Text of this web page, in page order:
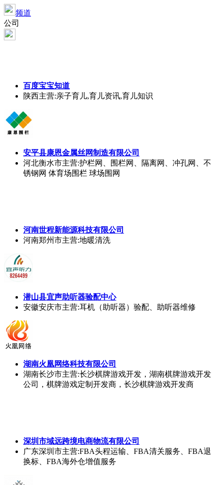
频道
公司
百度宝宝知道
陕西主营:亲子育儿,育儿资讯,育儿知识
安平县康恩金属丝网制造有限公司
河北衡水市主营:护栏网、围栏网、隔离网、冲孔网、不
锈钢网 体育场围栏 球场围网
河南世程新能源科技有限公司
河南郑州市主营:地暖清洗
潜山县宜声助听器验配中心
安徽安庆市主营:耳机（助听器）验配、助听器维修
湖南火凰网络科技有限公司
湖南长沙市主营:长沙棋牌游戏开发，湖南棋牌游戏开发
公司，棋牌游戏定制开发商，长沙棋牌游戏开发商
深圳市域远跨境电商物流有限公司
广东深圳市主营:FBA头程运输、FBA清关服务、FBA退
换标、FBA海外仓增值服务